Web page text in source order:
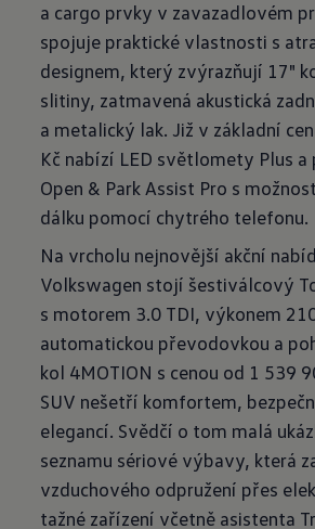
a cargo prvky v zavazadlovém
spojuje praktické vlastnosti s
designem, který zvýrazňují 17"
slitiny, zatmavená akustická
a metalický lak. Již v základní
Kč nabízí LED světlomety Plus a
Open & Park Assist Pro s
dálku pomocí chytrého telefonu.
Na vrcholu nejnovější akční
Volkswagen stojí šestiválcový
s motorem 3.0 TDI, výkonem
automatickou převodovkou a
kol 4MOTION s cenou od 1 539
SUV nešetří komfortem,
elegancí. Svědčí o tom malá
seznamu sériové výbavy, která
vzduchového odpružení přes
tažné zařízení včetně asistenta